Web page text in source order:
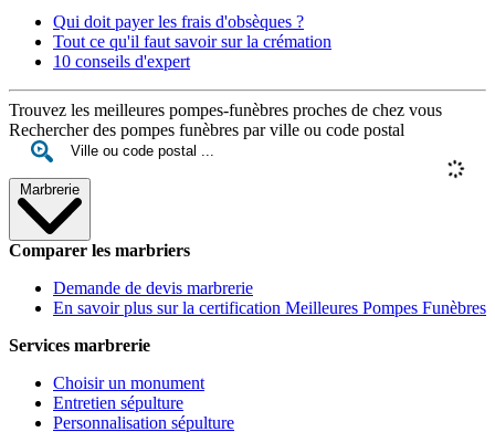
Qui doit payer les frais d'obsèques ?
Tout ce qu'il faut savoir sur la crémation
10 conseils d'expert
Trouvez les meilleures pompes-funèbres proches de chez vous
Rechercher des pompes funèbres par ville ou code postal
Marbrerie
Comparer les marbriers
Demande de devis marbrerie
En savoir plus sur la certification Meilleures Pompes Funèbres
Services marbrerie
Choisir un monument
Entretien sépulture
Personnalisation sépulture